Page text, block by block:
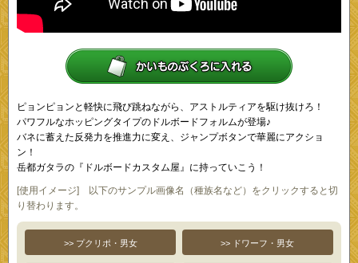
ピョンピョンと軽快に飛び跳ねながら、アストルティアを駆け抜けろ！
パワフルなホッピングタイプのドルボードフォルムが登場♪
バネに蓄えた反発力を推進力に変え、ジャンプボタンで華麗にアクショ
ン！
岳都ガタラの『ドルボードカスタム屋』に持っていこう！
[使用イメージ] 以下のサンプル画像名（種族名など）をクリックすると切
り替わります。
>> プクリポ・男女 >> ドワーフ・男女